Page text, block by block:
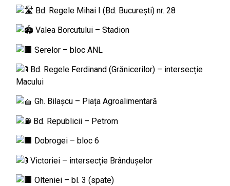
Bd. Regele Mihai I (Bd. București) nr. 28
Valea Borcutului – Stadion
Serelor – bloc ANL
Bd. Regele Ferdinand (Grănicerilor) – intersecție
Macului
Gh. Bilașcu – Piața Agroalimentară
Bd. Republicii – Petrom
Dobrogei – bloc 6
Victoriei – intersecție Brândușelor
Olteniei – bl. 3 (spate)